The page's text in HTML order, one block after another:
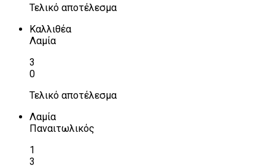
Τελικό αποτέλεσμα
Καλλιθέα
Λαμία
3
0
Τελικό αποτέλεσμα
Λαμία
Παναιτωλικός
1
3